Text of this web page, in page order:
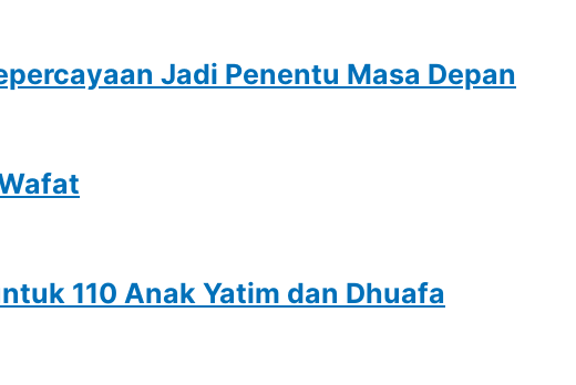
Jadi Penentu Masa Depan
110 Anak Yatim dan Dhuafa